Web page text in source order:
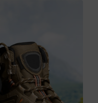
une pointure
mieux
de qualité,
amorti, semelle
les avec une paire
en randonnée.
choisissez